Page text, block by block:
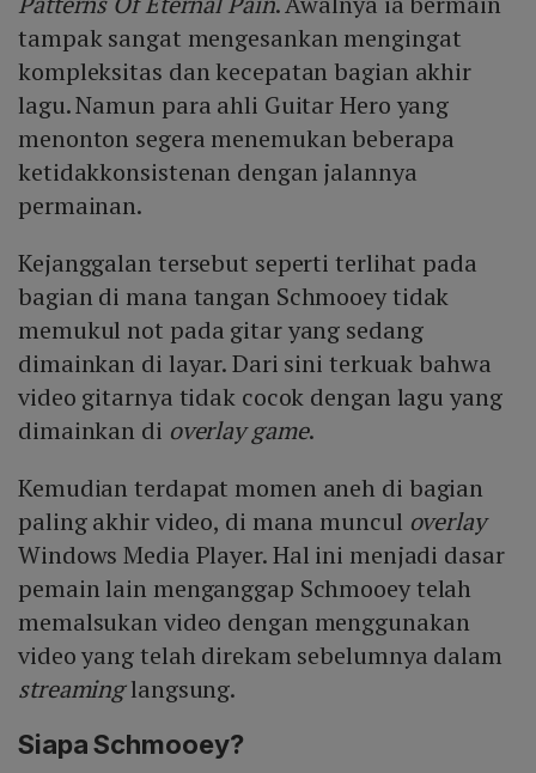
tampak sangat mengesankan mengingat
kompleksitas dan kecepatan bagian akhir
lagu. Namun para ahli Guitar Hero yang
menonton segera menemukan beberapa
ketidakkonsistenan dengan jalannya
permainan.
Kejanggalan tersebut seperti terlihat pada
bagian di mana tangan Schmooey tidak
memukul not pada gitar yang sedang
dimainkan di layar. Dari sini terkuak bahwa
video gitarnya tidak cocok dengan lagu yang
dimainkan di overlay game.
Kemudian terdapat momen aneh di bagian
paling akhir video, di mana muncul overlay
Windows Media Player. Hal ini menjadi dasar
pemain lain menganggap Schmooey telah
memalsukan video dengan menggunakan
video yang telah direkam sebelumnya dalam
streaminglangsung.
Siapa Schmooey?